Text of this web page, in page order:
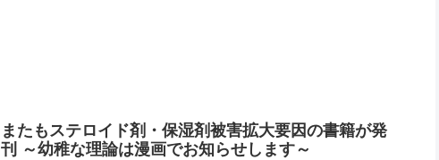
またもステロイド剤・保湿剤被害拡大要因の書籍が発
刊 ～幼稚な理論は漫画でお知らせします～